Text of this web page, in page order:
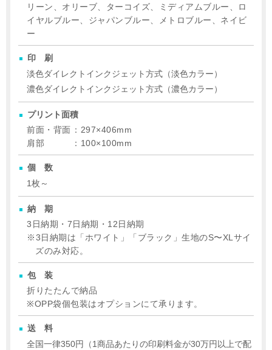
リーン、オリーブ、ターコイズ、ミディアムブルー、ロ
イヤルブルー、ジャパンブルー、メトロブルー、ネイビ
ー
印刷
淡色ダイレクトインクジェット方式（淡色カラー）
濃色ダイレクトインクジェット方式（濃色カラー）
プリント面積
前面・背面 ：297×406mm
肩部
：100×100mm
個数
1枚～
納期
3日納期・7日納期・12日納期
3日納期は「ホワイト」「ブラック」生地のS〜XLサイ
ズのみ対応。
包装
折りたたんで納品
OPP袋個包装はオプションにて承ります。
送料
全国一律350円（1商品あたりの印刷料金が30万円以上で配